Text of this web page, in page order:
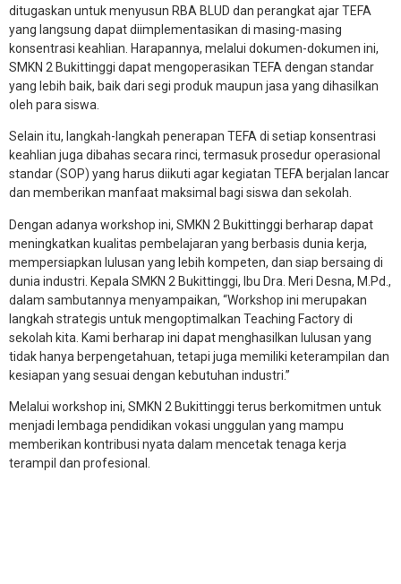
ditugaskan untuk menyusun RBA BLUD dan perangkat ajar TEFA
yang langsung dapat diimplementasikan di masing-masing
konsentrasi keahlian. Harapannya, melalui dokumen-dokumen ini,
SMKN 2 Bukittinggi dapat mengoperasikan TEFA dengan standar
yang lebih baik, baik dari segi produk maupun jasa yang dihasilkan
oleh para siswa.
Selain itu, langkah-langkah penerapan TEFA di setiap konsentrasi
keahlian juga dibahas secara rinci, termasuk prosedur operasional
standar (SOP) yang harus diikuti agar kegiatan TEFA berjalan lancar
dan memberikan manfaat maksimal bagi siswa dan sekolah.
Dengan adanya workshop ini, SMKN 2 Bukittinggi berharap dapat
meningkatkan kualitas pembelajaran yang berbasis dunia kerja,
mempersiapkan lulusan yang lebih kompeten, dan siap bersaing di
dunia industri. Kepala SMKN 2 Bukittinggi, Ibu Dra. Meri Desna, M.Pd.,
dalam sambutannya menyampaikan, “Workshop ini merupakan
langkah strategis untuk mengoptimalkan Teaching Factory di
sekolah kita. Kami berharap ini dapat menghasilkan lulusan yang
tidak hanya berpengetahuan, tetapi juga memiliki keterampilan dan
kesiapan yang sesuai dengan kebutuhan industri.”
Melalui workshop ini, SMKN 2 Bukittinggi terus berkomitmen untuk
menjadi lembaga pendidikan vokasi unggulan yang mampu
memberikan kontribusi nyata dalam mencetak tenaga kerja
terampil dan profesional.